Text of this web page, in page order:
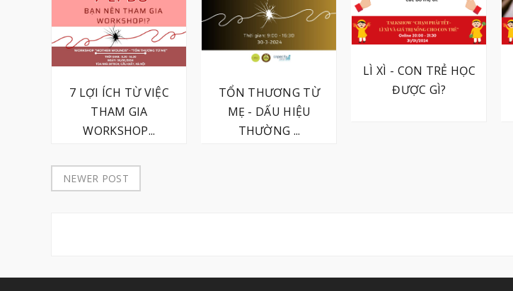
7 LỢI ÍCH TỪ VIỆC
THAM GIA
WORKSHOP...
TỔN THƯƠNG TỪ
MẸ - DẤU HIỆU
THƯỜNG ...
LÌ XÌ - CON TRẺ HỌC
ĐƯỢC GÌ?
NEWER POST